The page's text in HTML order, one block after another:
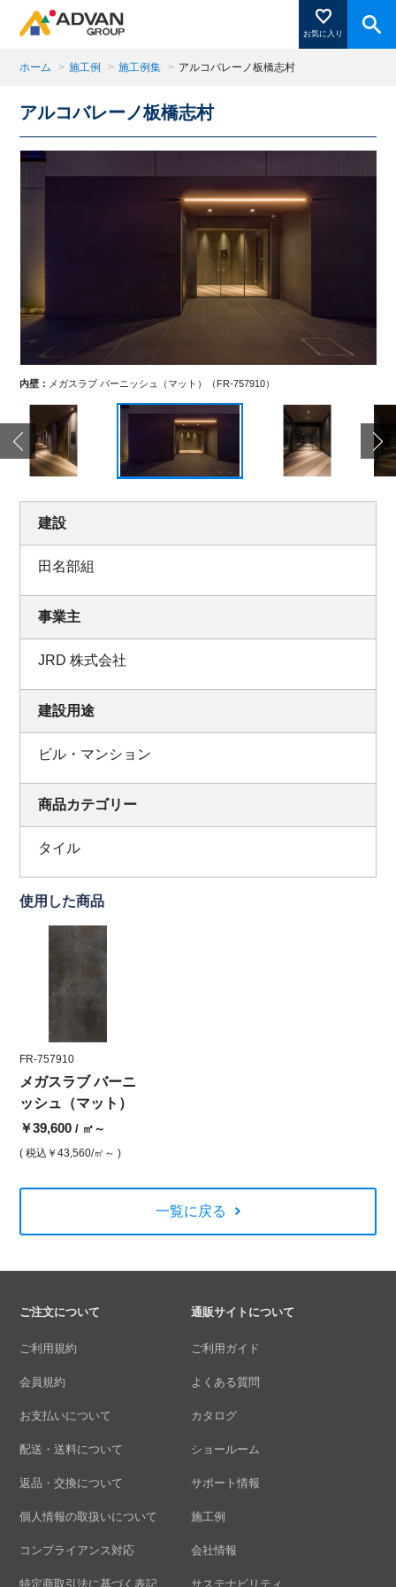
お気に入り
商品ページにある「お気に入り登録」を押すと登録した
商品がここに表示されます。
閉じる
ホーム > 施工例 > 施工例集 > アルコバレーノ板橋志村
アルコバレーノ板橋志村
内壁： メガスラブ バーニッシュ（マット）（FR-757910）
建設
田名部組
事業主
JRD 株式会社
建設用途
ビル・マンション
商品カテゴリー
タイル
使用した商品
FR-757910
メガスラブ バーニ
ッシュ（マット）
￥39,600/ ㎡～
( 税込 ￥43,560/㎡～ )
一覧に戻る
ご注文について
ご利用規約
会員規約
お支払いについて
配送・送料について
返品・交換について
個人情報の取扱いについて
コンプライアンス対応
特定商取引法に基づく表記
通販サイトについて
ご利用ガイド
よくある質問
カタログ
ショールーム
サポート情報
施工例
会社情報
サステナビリティ